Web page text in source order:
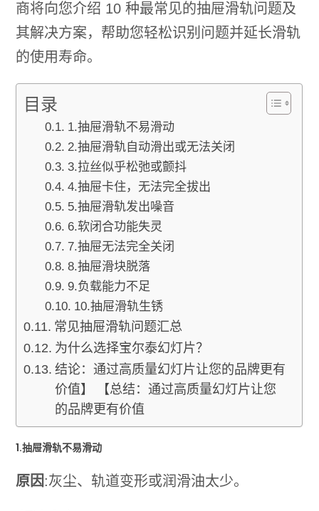
商将向您介绍 10 种最常见的抽屉滑轨问题及
其解决方案，帮助您轻松识别问题并延长滑轨
的使用寿命。
目录
1.抽屉滑轨不易滑动
2.抽屉滑轨自动滑出或无法关闭
3.拉丝似乎松弛或颤抖
4.抽屉卡住，无法完全拔出
5.抽屉滑轨发出噪音
6.软闭合功能失灵
7.抽屉无法完全关闭
8.抽屉滑块脱落
9.负载能力不足
10.抽屉滑轨生锈
常见抽屉滑轨问题汇总
为什么选择宝尔泰幻灯片？
结论：通过高质量幻灯片让您的品牌更有
价值】 【总结：通过高质量幻灯片让您
的品牌更有价值
1.抽屉滑轨不易滑动
原因:灰尘、轨道变形或润滑油太少。